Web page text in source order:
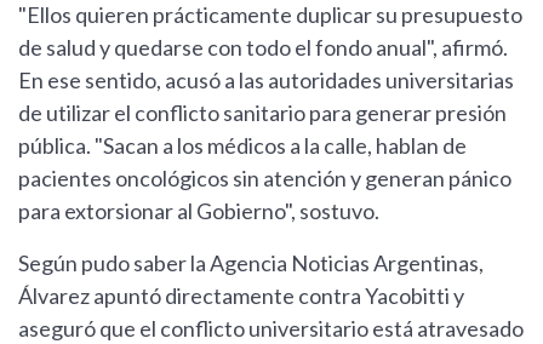
"Ellos quieren prácticamente duplicar su presupuesto
de salud y quedarse con todo el fondo anual", afirmó.
En ese sentido, acusó a las autoridades universitarias
de utilizar el conflicto sanitario para generar presión
pública. "Sacan a los médicos a la calle, hablan de
pacientes oncológicos sin atención y generan pánico
para extorsionar al Gobierno", sostuvo.
Según pudo saber la Agencia Noticias Argentinas,
Álvarez apuntó directamente contra Yacobitti y
aseguró que el conflicto universitario está atravesado